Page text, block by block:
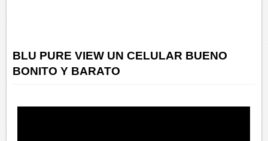
BLU PURE VIEW UN CELULAR BUENO
BONITO Y BARATO